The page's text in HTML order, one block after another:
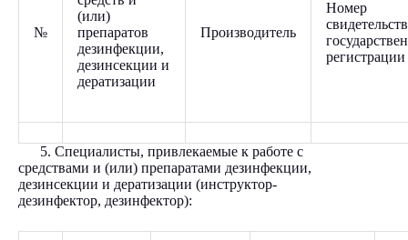
№
(или)
препаратов
дезинфекции,
дезинсекции и
дератизации
Производитель
Номер
регистрации
5. Специалисты, привлекаемые к работе с
средствами и (или) препаратами дезинфекции,
дезинсекции и дератизации (инструктор-
дезинфектор, дезинфектор):